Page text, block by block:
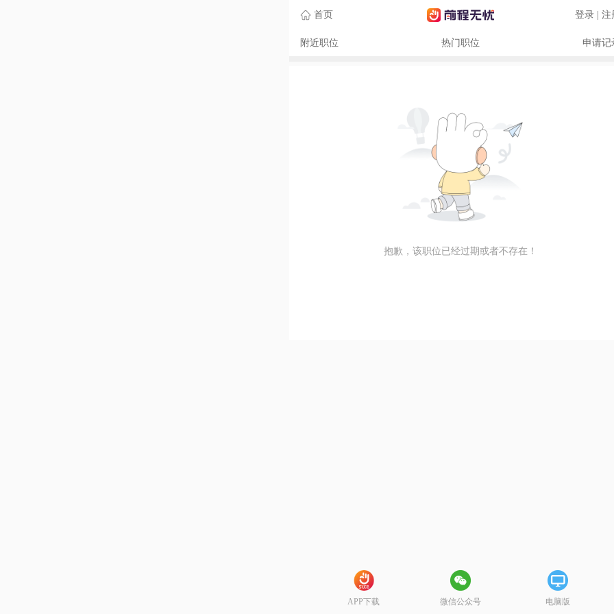
首页 登录 | 注
附近职位 热门职位 申请记
抱歉，该职位已经过期或者不存在！
APP下载 微信公众号 电脑版